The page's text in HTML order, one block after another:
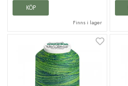
KÖP
Finns i lager